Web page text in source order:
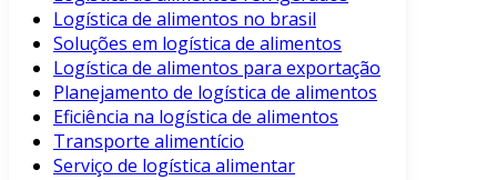
Logística de alimentos no brasil
Soluções em logística de alimentos
Logística de alimentos para exportação
Planejamento de logística de alimentos
Eficiência na logística de alimentos
Transporte alimentício
Serviço de logística alimentar